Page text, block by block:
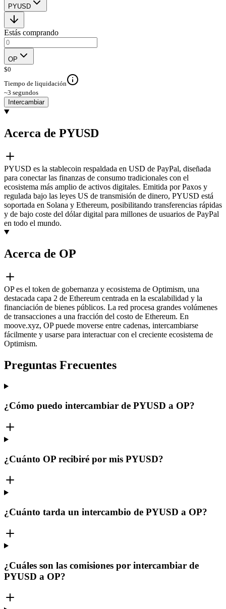
PYUSD
Estás comprando
OP
$0
Tiempo de liquidación
~3 segundos
Intercambiar
Acerca de PYUSD
PYUSD es la stablecoin respaldada en USD de PayPal, diseñada
para conectar las finanzas de consumo tradicionales con el
ecosistema más amplio de activos digitales. Emitida por Paxos y
regulada bajo las leyes US de transmisión de dinero, PYUSD está
soportada en Solana y Ethereum, posibilitando transferencias rápidas
y de bajo coste del dólar digital para millones de usuarios de PayPal
en todo el mundo.
Acerca de OP
OP es el token de gobernanza y ecosistema de Optimism, una
destacada capa 2 de Ethereum centrada en la escalabilidad y la
financiación de bienes públicos. La red procesa grandes volúmenes
de transacciones a una fracción del costo de Ethereum. En
moove.xyz, OP puede moverse entre cadenas, intercambiarse
fácilmente y usarse para interactuar con el creciente ecosistema de
Optimism.
Preguntas Frecuentes
¿Cómo puedo intercambiar de PYUSD a OP?
¿Cuánto OP recibiré por mis PYUSD?
¿Cuánto tarda un intercambio de PYUSD a OP?
¿Cuáles son las comisiones por intercambiar de
PYUSD a OP?